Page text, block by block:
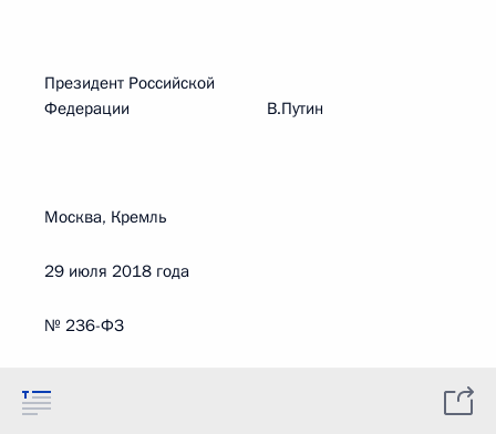
Президент Российской
Федерации В.Путин
Москва, Кремль
29 июля 2018 года
№ 236-ФЗ